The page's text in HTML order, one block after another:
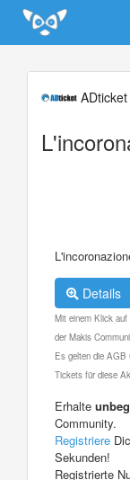
Update cookies
ADticket
Details
Mit einem Klick auf
der Makis
Es gelten die AGB
Tickets für diese
Erhalte
Community.
Registriere
Sekunden!
Registrierte